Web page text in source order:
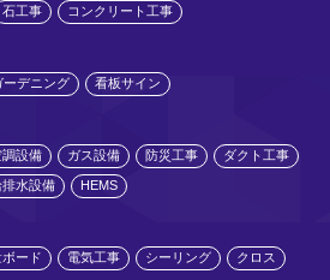
石工事 コンクリート工事
ーデニング 看板サイン
調設備 ガス設備 防災工事 ダクト工事
排水設備 HEMS
ード 電気工事 シーリング クロス